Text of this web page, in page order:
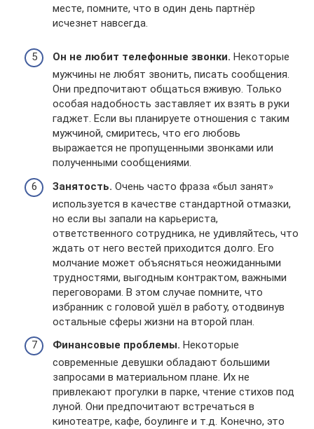
месте, помните, что в один день партнёр
исчезнет навсегда.
Он не любит телефонные звонки. Некоторые
мужчины не любят звонить, писать сообщения.
Они предпочитают общаться вживую. Только
особая надобность заставляет их взять в руки
гаджет. Если вы планируете отношения с таким
мужчиной, смиритесь, что его любовь
выражается не пропущенными звонками или
полученными сообщениями.
Занятость. Очень часто фраза «был занят»
используется в качестве стандартной отмазки,
но если вы запали на карьериста,
ответственного сотрудника, не удивляйтесь, что
ждать от него вестей приходится долго. Его
молчание может объясняться неожиданными
трудностями, выгодным контрактом, важными
переговорами. В этом случае помните, что
избранник с головой ушёл в работу, отодвинув
остальные сферы жизни на второй план.
Финансовые проблемы. Некоторые
современные девушки обладают большими
запросами в материальном плане. Их не
привлекают прогулки в парке, чтение стихов под
луной. Они предпочитают встречаться в
кинотеатре, кафе, боулинге и т.д. Конечно, это